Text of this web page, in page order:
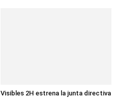
Visibles 2H estrena la junta directiva